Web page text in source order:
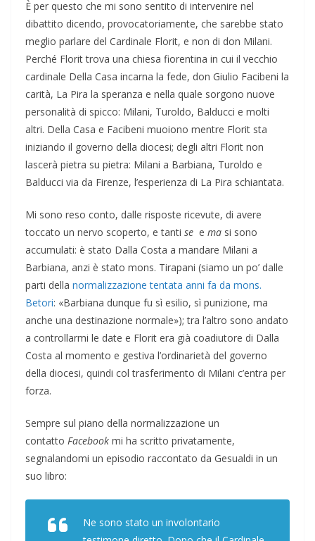
È per questo che mi sono sentito di intervenire nel
dibattito dicendo, provocatoriamente, che sarebbe stato
meglio parlare del Cardinale Florit, e non di don Milani.
Perché Florit trova una chiesa fiorentina in cui il vecchio
cardinale Della Casa incarna la fede, don Giulio Facibeni la
carità, La Pira la speranza e nella quale sorgono nuove
personalità di spicco: Milani, Turoldo, Balducci e molti
altri. Della Casa e Facibeni muoiono mentre Florit sta
iniziando il governo della diocesi; degli altri Florit non
lascerà pietra su pietra: Milani a Barbiana, Turoldo e
Balducci via da Firenze, l’esperienza di La Pira schiantata.
Mi sono reso conto, dalle risposte ricevute, di avere
toccato un nervo scoperto, e tanti se e ma si sono
accumulati: è stato Dalla Costa a mandare Milani a
Barbiana, anzi è stato mons. Tirapani (siamo un po’ dalle
parti della normalizzazione tentata anni fa da mons.
Betori: «Barbiana dunque fu sì esilio, sì punizione, ma
anche una destinazione normale»); tra l’altro sono andato
a controllarmi le date e Florit era già coadiutore di Dalla
Costa al momento e gestiva l’ordinarietà del governo
della diocesi, quindi col trasferimento di Milani c’entra per
forza.
Sempre sul piano della normalizzazione un
contatto Facebook mi ha scritto privatamente,
segnalandomi un episodio raccontato da Gesualdi in un
suo libro:
Ne sono stato un involontario